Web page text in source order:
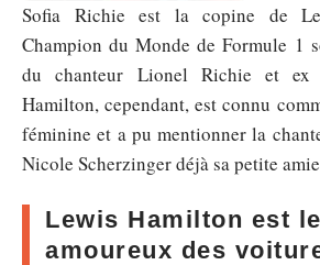
Sofia Richie est la copine de
Champion du Monde de Formule 1
du chanteur Lionel Richie et ex
Hamilton, cependant, est connu
féminine et a pu mentionner la
Nicole Scherzinger déjà sa petite
Lewis Hamilton est
amoureux des